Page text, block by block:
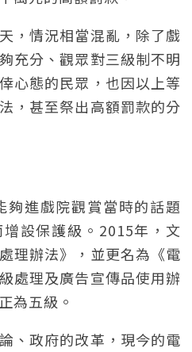
，情況相當混亂，除了戲
充分、觀眾對三級制不明
心態的民眾，也因以上等
，甚至祭出高額罰款的分
夠進戲院觀賞當時的話題
設保護級。2015年，文
理辦法》，並更名為《電
處理及廣告宣傳品使用辦
為五級。
、政府的改革，現今的電